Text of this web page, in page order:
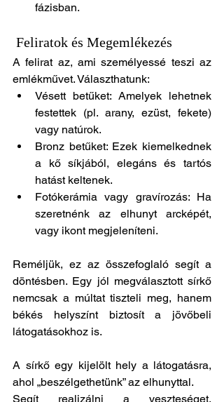
fázisban.
Feliratok és Megemlékezés
A felirat az, ami személyessé teszi az
emlékművet. Választhatunk:
Vésett betűket: Amelyek lehetnek
festettek (pl. arany, ezüst, fekete)
vagy natúrok.
Bronz betűket: Ezek kiemelkednek
a kő síkjából, elegáns és tartós
hatást keltenek.
Fotókerámia vagy gravírozás: Ha
szeretnénk az elhunyt arcképét,
vagy ikont megjeleníteni.
Reméljük, ez az összefoglaló segít a
döntésben. Egy jól megválasztott sírkő
nemcsak a múltat tiszteli meg, hanem
békés helyszínt biztosít a jövőbeli
látogatásokhoz is.
A sírkő egy kijelölt hely a látogatásra,
ahol „beszélgethetünk” az elhunyttal.
Segít realizálni a veszteséget,